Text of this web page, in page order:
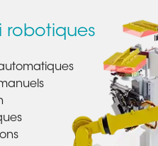
robotiques